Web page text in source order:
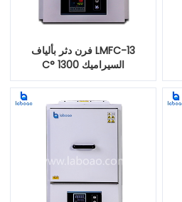
LMFC-13 فرن دثر بألياف
السيراميك 1300 °C